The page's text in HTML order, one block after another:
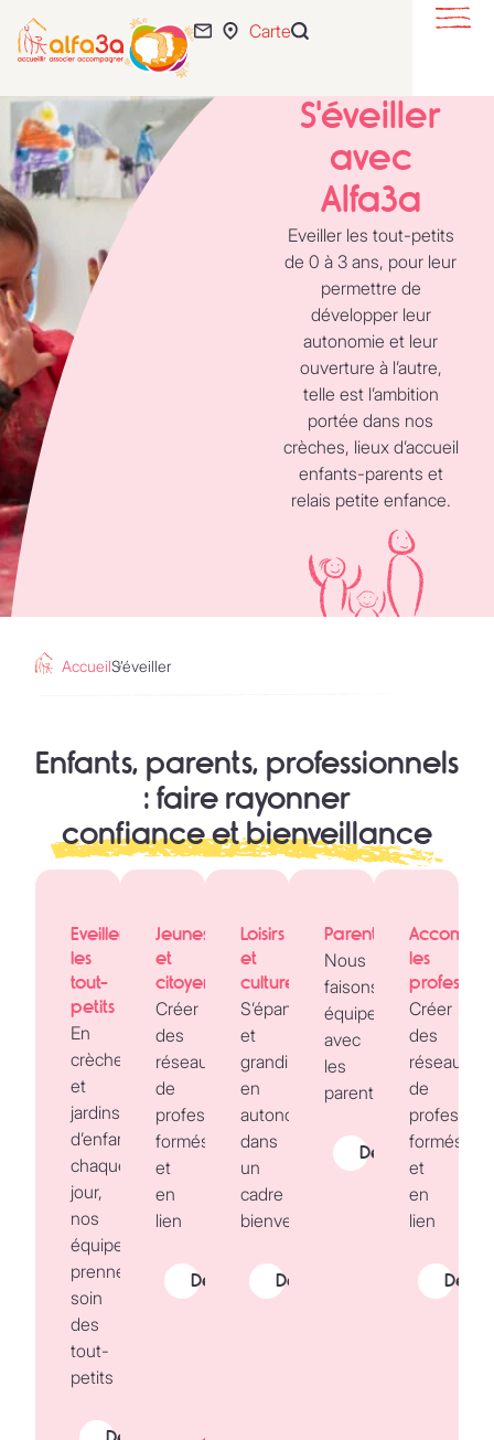
Carte
Se loger
S'éveiller
avec
Alfa3a
Eveiller les tout-petits
de 0 à 3 ans, pour leur
permettre de
développer leur
autonomie et leur
ouverture à l’autre,
telle est l’ambition
portée dans nos
crèches, lieux d’accueil
enfants-parents et
relais petite enfance.
AccueilS’éveiller
Enfants, parents, professionnels
: faire rayonner
confiance et bienveillance
Eveiller
les
tout-
petits
En
crèche
et
jardins
d’enfants,
chaque
jour,
nos
équipes
prennent
soin
des
tout-
petits
Jeunesse
et
citoyenneté
Créer
des
réseaux
de
professionnels
formés
et
en
lien
Découvrir
Loisirs
et
culture
S’épanouir
et
grandir
en
autonomie
dans
un
cadre
bienveillant.
Découvrir
Parentalité
Nous
faisons
équipe
avec
les
parents
Découvrir
les
Créer
des
réseaux
de
formés
et
en
lien